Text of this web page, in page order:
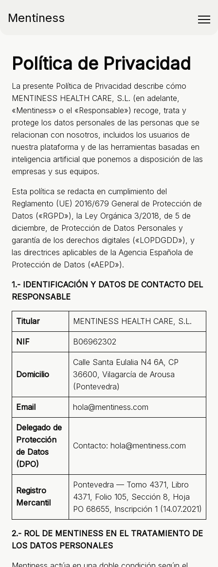
Mentiness
Política de Privacidad
La presente Política de Privacidad describe cómo
MENTINESS HEALTH CARE, S.L. (en adelante,
«Mentiness» o el «Responsable») recoge, trata y
protege los datos personales de las personas que se
relacionan con nosotros, incluidos los usuarios de
nuestra plataforma y de las herramientas basadas en
inteligencia artificial que ponemos a disposición de las
empresas y sus equipos.
Esta política se redacta en cumplimiento del
Reglamento (UE) 2016/679 General de Protección de
Datos («RGPD»), la Ley Orgánica 3/2018, de 5 de
diciembre, de Protección de Datos Personales y
garantía de los derechos digitales («LOPDGDD»), y
las directrices aplicables de la Agencia Española de
Protección de Datos («AEPD»).
1.- IDENTIFICACIÓN Y DATOS DE CONTACTO DEL
RESPONSABLE
Titular MENTINESS HEALTH CARE, S.L.
NIF B06962302
Domicilio
Calle Santa Eulalia N4 6A, CP
36600, Vilagarcía de Arousa
(Pontevedra)
Email hola@mentiness.com
Delegado de
Protección
de Datos
(DPO)
Contacto: hola@mentiness.com
Registro
Mercantil
Pontevedra — Tomo 4371, Libro
4371, Folio 105, Sección 8, Hoja
PO 68655, Inscripción 1 (14.07.2021)
2.- ROL DE MENTINESS EN EL TRATAMIENTO DE
LOS DATOS PERSONALES